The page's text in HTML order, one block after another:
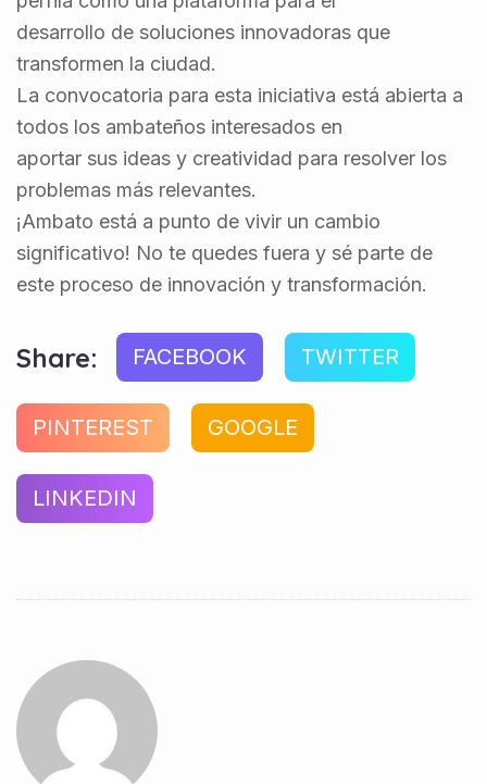
desarrollo de soluciones innovadoras que
transformen la ciudad.
La convocatoria para esta iniciativa está abierta a
todos los ambateños interesados en
aportar sus ideas y creatividad para resolver los
problemas más relevantes.
¡Ambato está a punto de vivir un cambio
significativo! No te quedes fuera y sé parte de
este proceso de innovación y transformación.
Share: FACEBOOK TWITTER
PINTEREST GOOGLE
LINKEDIN